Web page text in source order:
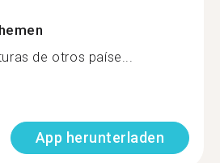
de otros paíse...
App herunterladen